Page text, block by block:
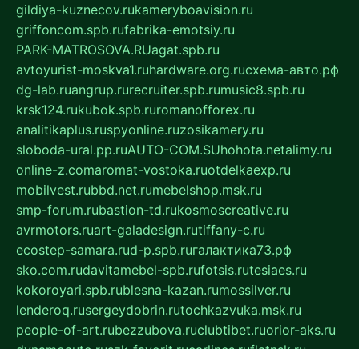
gildiya-kuznecov.rukameryboavision.ru
griffoncom.spb.rufabrika-emotsiy.ru
PARK-MATROSOVA.RUagat.spb.ru
avtoyurist-moskva1.ruhardware.org.ruсхема-авто.рф
dg-lab.ruangrup.rurecruiter.spb.rumusic8.spb.ru
krsk124.rukubok.spb.ruromanofforex.ru
analitikaplus.ruspyonline.ruzosikamery.ru
sloboda-ural.pp.ruAUTO-COM.SUhohota.netalimy.ru
online-z.comaromat-vostoka.ruotdelkaexp.ru
mobilvest.rubbd.net.rumebelshop.msk.ru
smp-forum.rubastion-td.rukosmoscreative.ru
avrmotors.ruart-galadesign.rutiffany-c.ru
ecostep-samara.rud-p.spb.ruгалактика73.рф
sko.com.rudavitamebel-spb.rufotsis.rutesiaes.ru
kokoroyari.spb.rublesna-kazan.rumossilver.ru
lenderoq.rusergeydobrin.rutochkazvuka.msk.ru
people-of-art.rubezzubova.ruclubtibet.ruorior-aks.ru